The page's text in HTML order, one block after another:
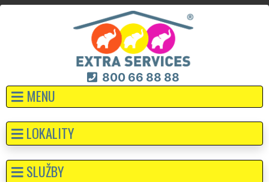
800 66 88 88
MENU
LOKALITY
SLUŽBY